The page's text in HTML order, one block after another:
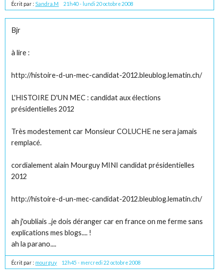
Écrit par : Sandra.M 21h40- lundi 20 octobre 2008
Bjr
à lire :
http://histoire-d-un-mec-candidat-2012.bleublog.lematin.ch/
L'HISTOIRE D'UN MEC : candidat aux élections
présidentielles 2012
Très modestement car Monsieur COLUCHE ne sera jamais
remplacé.
cordialement alain Mourguy MINI candidat présidentielles
2012
http://histoire-d-un-mec-candidat-2012.bleublog.lematin.ch/
ah j'oubliais ..je dois déranger car en france on me ferme sans
explications mes blogs.... !
ah la parano....
Écrit par : mourguy 12h45 - mercredi 22 octobre 2008